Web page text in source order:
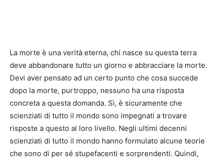
La morte è una verità eterna, chi nasce su questa terra
deve abbandonare tutto un giorno e abbracciare la morte.
Devi aver pensato ad un certo punto che cosa succede
dopo la morte, purtroppo, nessuno ha una risposta
concreta a questa domanda. Sì, è sicuramente che
scienziati di tutto il mondo sono impegnati a trovare
risposte a questo al loro livello. Negli ultimi decenni
scienziati di tutto il mondo hanno formulato alcune teorie
che sono di per sé stupefacenti e sorprendenti. Quindi,